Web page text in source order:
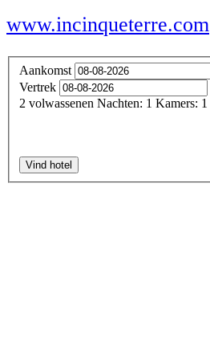
www.incinqueterre.com
Aankomst
Vertrek
2 volwassenen Nachten: 1 Kamers: 1
Vind hotel